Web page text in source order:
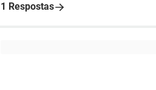
1 Respostas